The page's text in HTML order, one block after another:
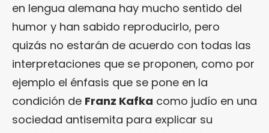
en lengua alemana hay mucho sentido del
humor y han sabido reproducirlo, pero
quizás no estarán de acuerdo con todas las
interpretaciones que se proponen, como por
ejemplo el énfasis que se pone en la
condición de Franz Kafka como judío en una
sociedad antisemita para explicar su